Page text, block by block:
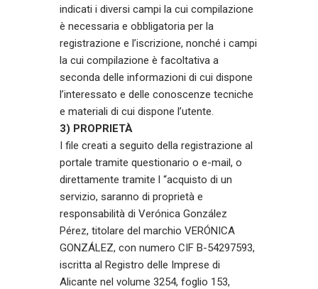
indicati i diversi campi la cui compilazione
è necessaria e obbligatoria per la
registrazione e l’iscrizione, nonché i campi
la cui compilazione è facoltativa a
seconda delle informazioni di cui dispone
l’interessato e delle conoscenze tecniche
e materiali di cui dispone l’utente.
3) PROPRIETÀ
I file creati a seguito della registrazione al
portale tramite questionario o e-mail, o
direttamente tramite l “acquisto di un
servizio, saranno di proprietà e
responsabilità di Verónica González
Pérez, titolare del marchio VERÓNICA
GONZÁLEZ, con numero CIF B-54297593,
iscritta al Registro delle Imprese di
Alicante nel volume 3254, foglio 153,